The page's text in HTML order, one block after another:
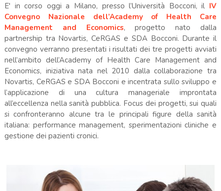
E' in corso oggi a Milano, presso l’Università Bocconi, il IV
Convegno Nazionale dell’Academy of Health Care
Management and Economics, progetto nato dalla
partnership tra Novartis, CeRGAS e SDA Bocconi. Durante il
convegno verranno presentati i risultati dei tre progetti avviati
nell’ambito dell’Academy of Health Care Management and
Economics, iniziativa nata nel 2010 dalla collaborazione tra
Novartis, CeRGAS e SDA Bocconi e incentrata sullo sviluppo e
l’applicazione di una cultura manageriale improntata
all’eccellenza nella sanità pubblica. Focus dei progetti, sui quali
si confronteranno alcune tra le principali figure della sanità
italiana: performance management, sperimentazioni cliniche e
gestione dei pazienti cronici.